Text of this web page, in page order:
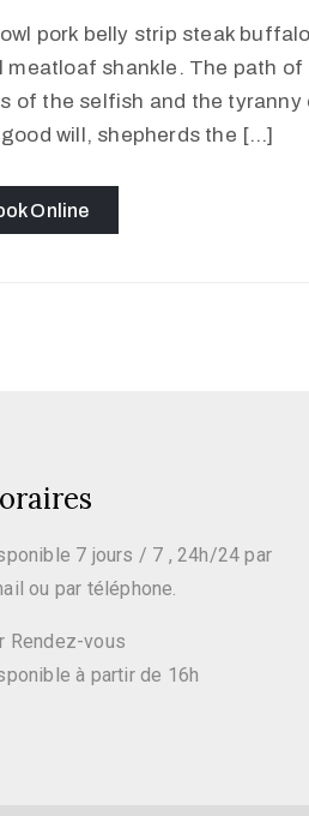
pork belly strip steak
shankle. The path
of the selfish and the tyranny
will, shepherds the […]
Online
7 jours / 7 , 24h/24 par
ou par téléphone.
Rendez-vous
à partir de 16h